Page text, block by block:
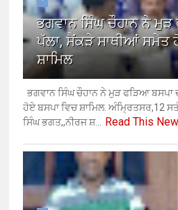
ਭਗਵਾਨ ਸਿੰਘ ਚੌਹਾਨ ਨੇ ਮੁੜ
ਪੱਲਾ, ਸੈਂਕੜੇ ਸਾਥੀਆਂ ਸਮੇਤ
ਸ਼ਾਮਿਲ
ਭਗਵਾਨ ਸਿੰਘ ਚੌਹਾਨ ਨੇ ਮੁੜ ਫੜਿਆ ਬਸਪਾ
ਹੋਏ ਬਸਪਾ ਵਿਚ ਸ਼ਾਮਿਲ. ਅੰਮ੍ਰਿਤਸਰ,12
ਸਿੰਘ ਭਗਤ,,ਨੀਰਜ ਸ਼...
Read This